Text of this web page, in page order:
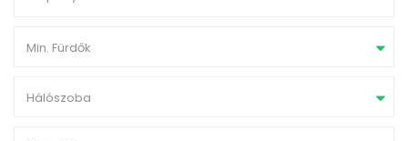
Min. Fürdők
Hálószoba